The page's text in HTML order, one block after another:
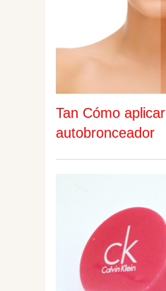
Tan Cómo aplicar
autobronceador